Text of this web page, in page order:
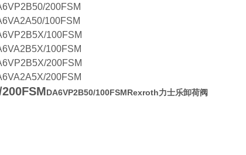
200FSM
100FSM
100FSM
100FSM
200FSM
200FSM
DA6VP2B50/100FSMRexroth力士乐卸荷阀